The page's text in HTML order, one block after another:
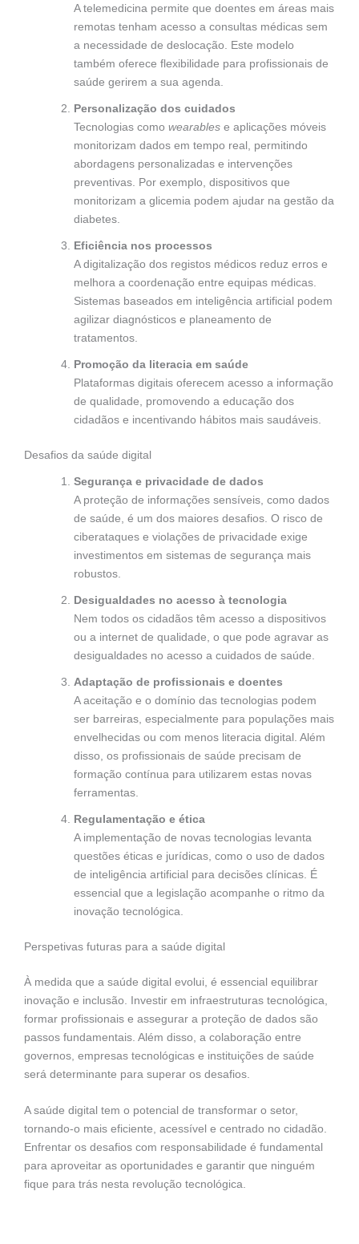
A telemedicina permite que doentes em áreas mais
remotas tenham acesso a consultas médicas sem
a necessidade de deslocação. Este modelo
também oferece flexibilidade para profissionais de
saúde gerirem a sua agenda.
Personalização dos cuidados
Tecnologias como wearablese aplicações móveis
monitorizam dados em tempo real, permitindo
abordagens personalizadas e intervenções
preventivas. Por exemplo, dispositivos que
monitorizam a glicemia podem ajudar na gestão da
diabetes.
Eficiência nos processos
A digitalização dos registos médicos reduz erros e
melhora a coordenação entre equipas médicas.
Sistemas baseados em inteligência artificial podem
agilizar diagnósticos e planeamento de
tratamentos.
Promoção da literacia em saúde
Plataformas digitais oferecem acesso a informação
de qualidade, promovendo a educação dos
cidadãos e incentivando hábitos mais saudáveis.
Desafios da saúde digital
Segurança e privacidade de dados
A proteção de informações sensíveis, como dados
de saúde, é um dos maiores desafios. O risco de
ciberataques e violações de privacidade exige
investimentos em sistemas de segurança mais
robustos.
Desigualdades no acesso à tecnologia
Nem todos os cidadãos têm acesso a dispositivos
ou a internet de qualidade, o que pode agravar as
desigualdades no acesso a cuidados de saúde.
Adaptação de profissionais e doentes
A aceitação e o domínio das tecnologias podem
ser barreiras, especialmente para populações mais
envelhecidas ou com menos literacia digital. Além
disso, os profissionais de saúde precisam de
formação contínua para utilizarem estas novas
ferramentas.
Regulamentação e ética
A implementação de novas tecnologias levanta
questões éticas e jurídicas, como o uso de dados
de inteligência artificial para decisões clínicas. É
essencial que a legislação acompanhe o ritmo da
inovação tecnológica.
Perspetivas futuras para a saúde digital
À medida que a saúde digital evolui, é essencial equilibrar
inovação e inclusão. Investir em infraestruturas tecnológica,
formar profissionais e assegurar a proteção de dados são
passos fundamentais. Além disso, a colaboração entre
governos, empresas tecnológicas e instituições de saúde
será determinante para superar os desafios.
A saúde digital tem o potencial de transformar o setor,
tornando-o mais eficiente, acessível e centrado no cidadão.
Enfrentar os desafios com responsabilidade é fundamental
para aproveitar as oportunidades e garantir que ninguém
fique para trás nesta revolução tecnológica.